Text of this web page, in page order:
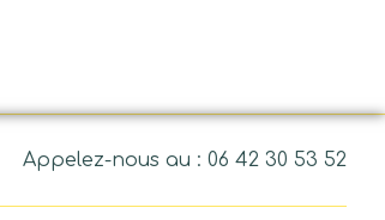
Appelez-nous au : 06 42 30 53 52